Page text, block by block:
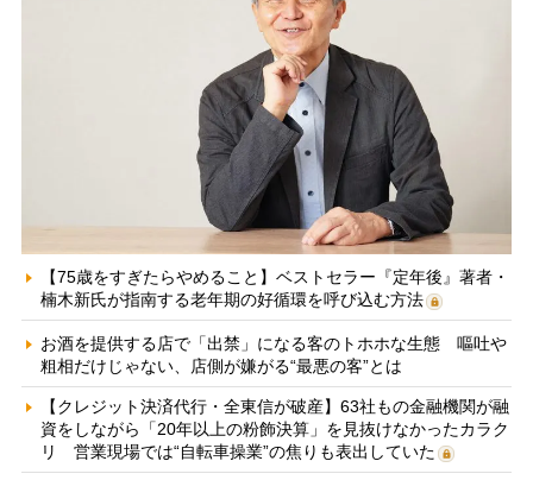
【75歳をすぎたらやめること】ベストセラー『定年後』著者・
楠木新氏が指南する老年期の好循環を呼び込む方法
お酒を提供する店で「出禁」になる客のトホホな生態 嘔吐や
粗相だけじゃない、店側が嫌がる“最悪の客”とは
【クレジット決済代行・全東信が破産】63社もの金融機関が融
資をしながら「20年以上の粉飾決算」を見抜けなかったカラク
リ 営業現場では“自転車操業”の焦りも表出していた